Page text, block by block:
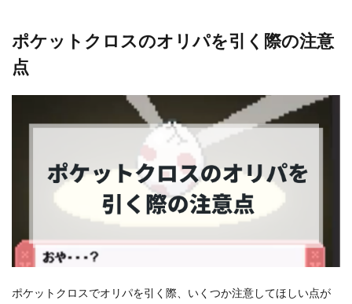
ポケットクロスのオリパを引く際の注意
点
ポケットクロスでオリパを引く際、いくつか注意してほしい点が